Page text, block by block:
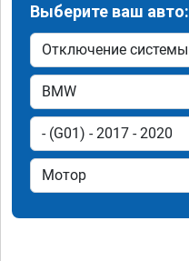
Выберите ваш авто: